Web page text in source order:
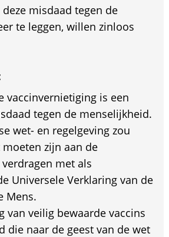
misdaad tegen de
te leggen, willen zinloos
vaccinvernietiging is een
tegen de menselijkheid.
wet- en regelgeving zou
zijn aan de
met als
Universele Verklaring van de
Mens.
van veilig bewaarde vaccins
die naar de geest van de wet